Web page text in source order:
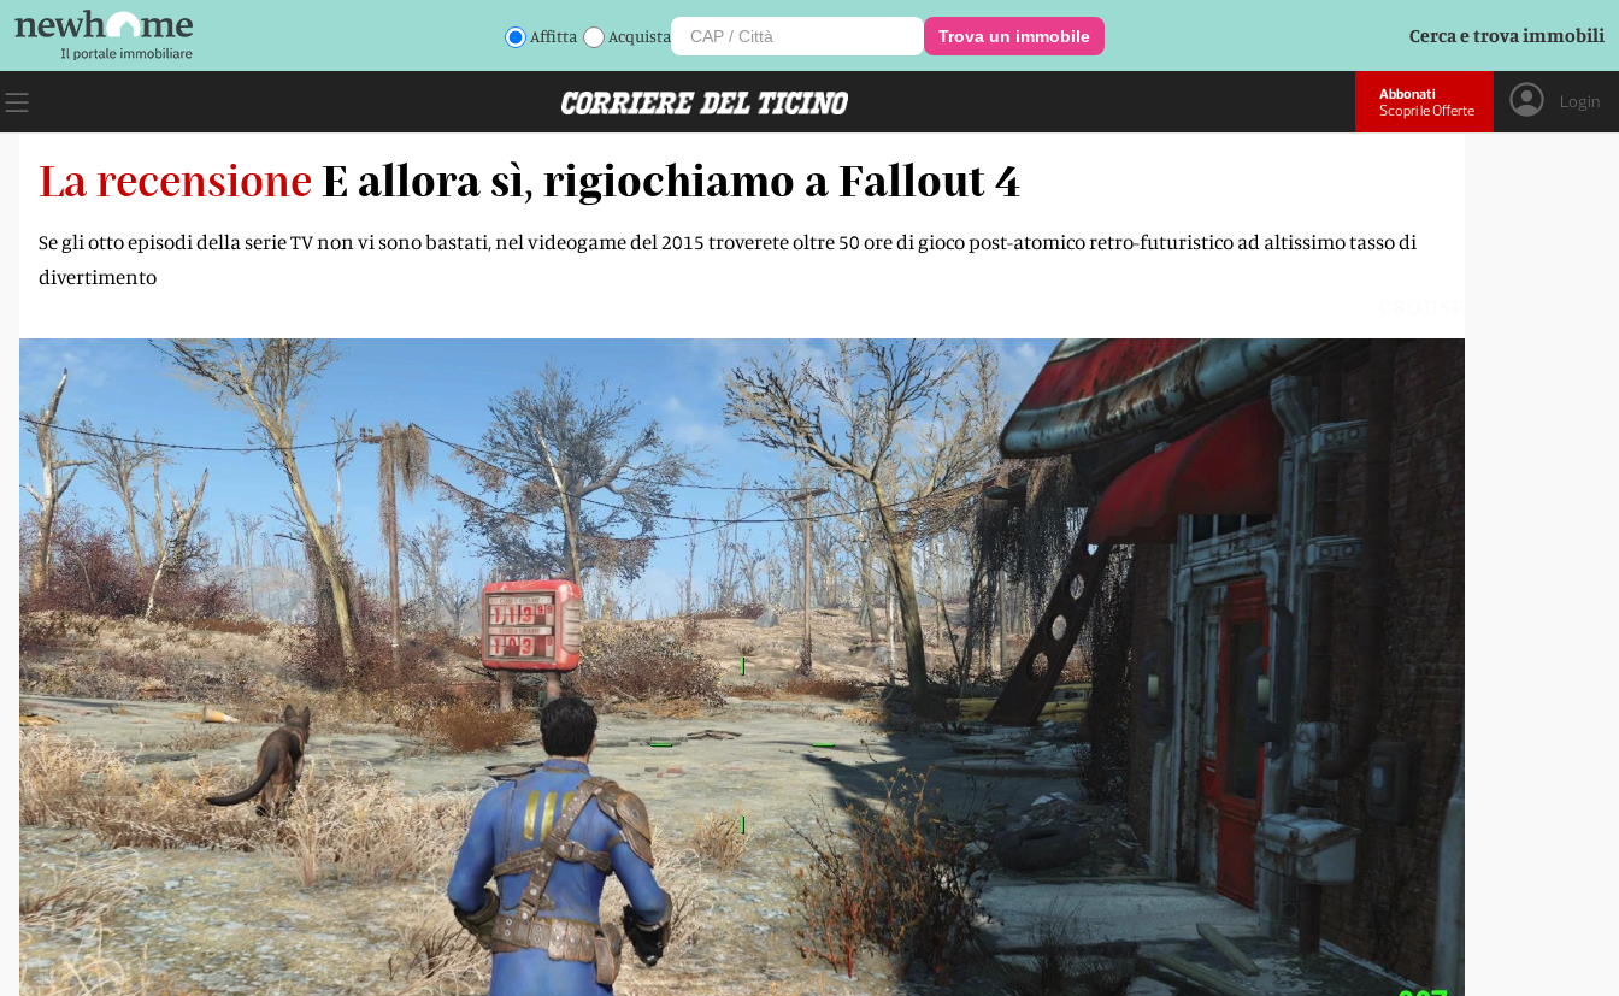
Affitta Acquista Trova un immobile Cerca e trova immobili
Abbonati
Scopri le Offerte
Login
La recensione E allora sì, rigiochiamo a Fallout 4
Se gli otto episodi della serie TV non vi sono bastati, nel videogame del 2015 troverete oltre 50 ore di gioco post-atomico retro-futuristico ad altissimo tasso di
divertimento